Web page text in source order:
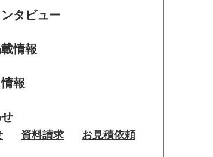
タビュー
情報
報
資料請求 お見積依頼